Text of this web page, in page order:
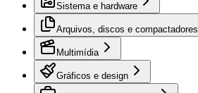
Sistema e hardware
Arquivos, discos e compactadores
Multimídia
Gráficos e design